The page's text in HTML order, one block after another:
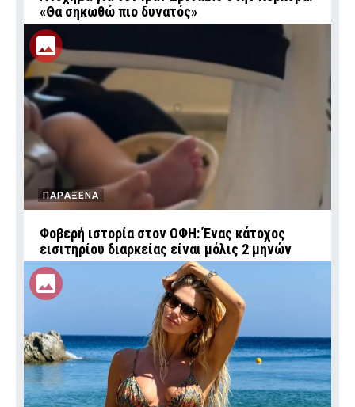
«Θα σηκωθώ πιο δυνατός»
ΠΑΡΑΞΕΝΑ
Φοβερή ιστορία στον ΟΦΗ: Ένας κάτοχος
εισιτηρίου διαρκείας είναι μόλις 2 μηνών